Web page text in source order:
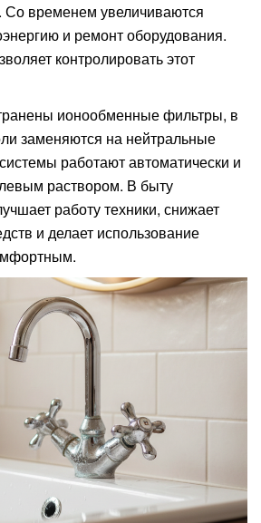
временем увеличиваются
и ремонт оборудования.
контролировать этот
ионообменные фильтры, в
заменяются на нейтральные
работают автоматически и
раствором. В быту
работу техники, снижает
и делает использование